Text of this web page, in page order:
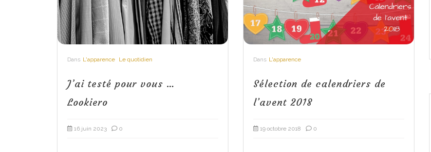
Dans L'apparence Le quotidien
J’ai testé pour vous …
Lookiero
16 juin 2023 0
Dans L'apparence
Sélection de calendriers de
l’avent 2018
19 octobre 2018 0